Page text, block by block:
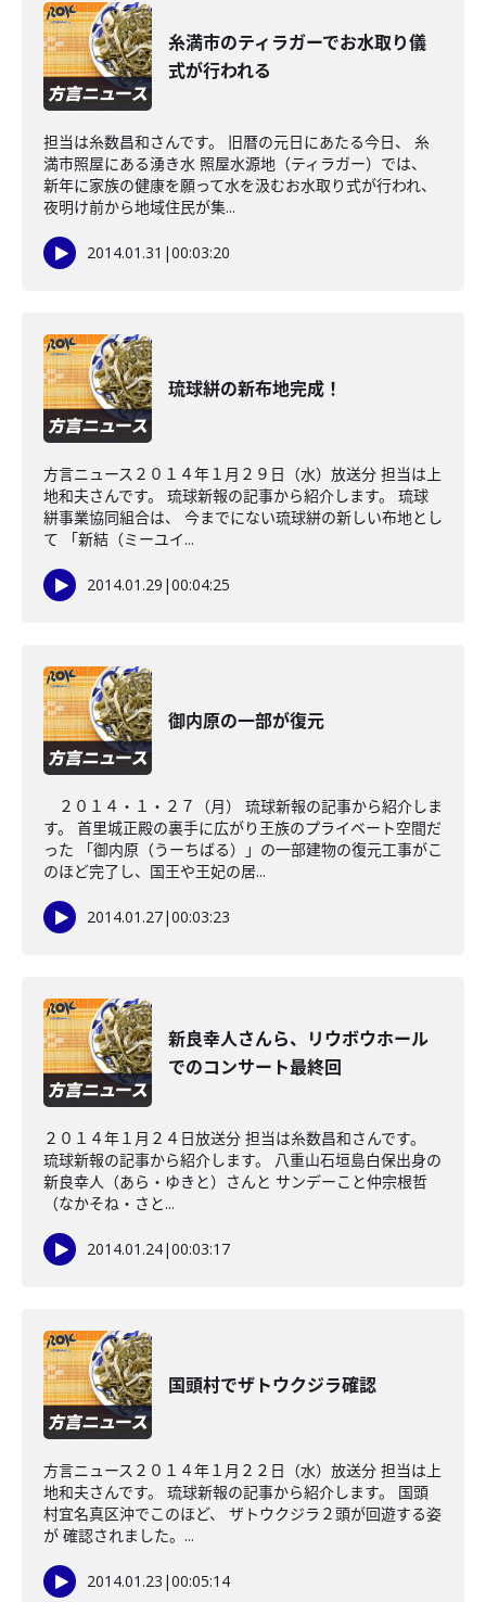
糸満市のティラガーでお水取り儀
式が行われる
担当は糸数昌和さんです。 旧暦の元日にあたる今日、 糸
満市照屋にある湧き水 照屋水源地（ティラガー）では、
新年に家族の健康を願って水を汲むお水取り式が行われ、
夜明け前から地域住民が集...
2014.01.31 |00:03:20
琉球絣の新布地完成！
方言ニュース２０１４年１月２９日（水）放送分 担当は上
地和夫さんです。 琉球新報の記事から紹介します。 琉球
絣事業協同組合は、 今までにない琉球絣の新しい布地とし
て 「新結（ミーユイ...
2014.01.29 |00:04:25
御内原の一部が復元
２０１４・１・２７（月） 琉球新報の記事から紹介しま
す。 首里城正殿の裏手に広がり王族のプライベート空間だ
った 「御内原（うーちばる）」の一部建物の復元工事がこ
のほど完了し、国王や王妃の居...
2014.01.27|00:03:23
新良幸人さんら、リウボウホール
でのコンサート最終回
２０１４年１月２４日放送分 担当は糸数昌和さんです。
琉球新報の記事から紹介します。 八重山石垣島白保出身の
新良幸人（あら・ゆきと）さんと サンデーこと仲宗根哲
（なかそね・さと...
2014.01.24|00:03:17
国頭村でザトウクジラ確認
方言ニュース２０１４年１月２２日（水）放送分 担当は上
地和夫さんです。 琉球新報の記事から紹介します。 国頭
村宜名真区沖でこのほど、 ザトウクジラ２頭が回遊する姿
が 確認されました。...
2014.01.23 |00:05:14